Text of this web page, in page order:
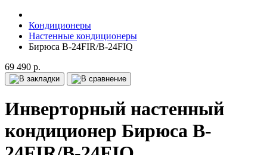
Кондиционеры
Настенные кондиционеры
Бирюса B-24FIR/B-24FIQ
69 490 р.
Инверторный настенный
кондиционер Бирюса B-